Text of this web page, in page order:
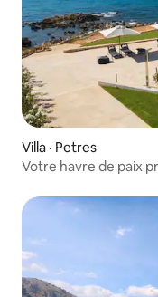
Villa · Petres
Votre havre de paix